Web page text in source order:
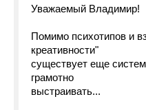
Уважаемый Владимир!
Помимо психотипов и
креативности"
существует еще
грамотно
выстраивать...